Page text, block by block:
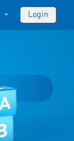
Login